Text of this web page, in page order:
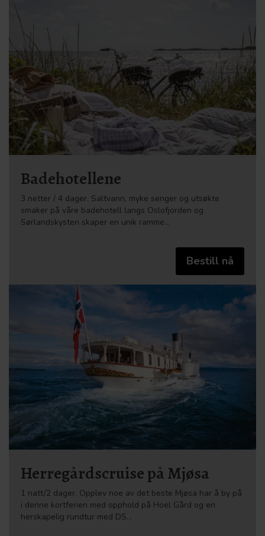
Badehotellene
3 netter / 4 dager. Saltvann, myke senger og utsøkte
smaker på våre badehotell langs Oslofjorden og
Sørlandskysten skaper en unik ramme…
Bestill nå
Herregårdscruise på Mjøsa
1 natt/2 dager. Opplev noe av det beste Mjøsa har å by på
i denne kortferien med opphold på Hoel Gård og en
herskapelig rundtur med DS…